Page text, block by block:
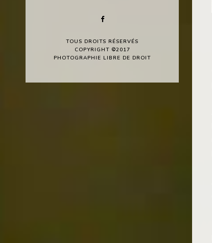
TOUS DROITS RÉSERVÉS
COPYRIGHT ©2017
PHOTOGRAPHIE LIBRE DE DROIT